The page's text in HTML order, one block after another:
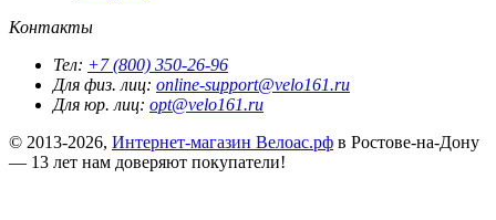
Контакты
Тел: +7 (800) 350-26-96
Для физ. лиц: online-support@velo161.ru
Для юр. лиц: opt@velo161.ru
© 2013-2026, Интернет-магазин Велоас.рф в Ростове-на-Дону
— 13 лет нам доверяют покупатели!